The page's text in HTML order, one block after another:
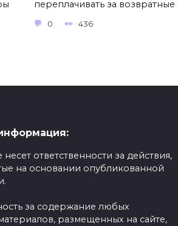
переплачивать за возвратные
0 436
ответственности за действия,
на основании опубликованной
за содержание любых
размещенных на сайте,